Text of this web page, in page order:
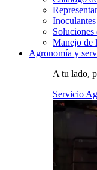
Inoculantes
Soluciones
Manejo de
Agronomía y
A tu lado,
Servicio